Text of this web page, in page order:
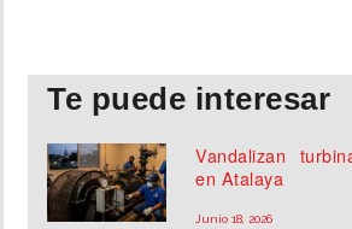
Te puede interesar
Vandalizan
en Atalaya
Junio 18, 2026